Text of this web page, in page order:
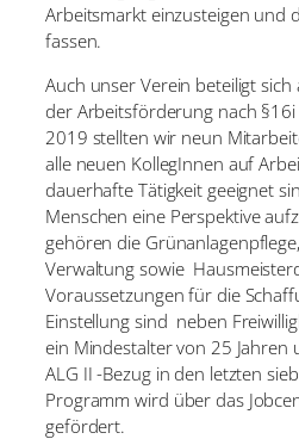
Arbeitsmarkt einzusteigen und
fassen.
Auch unser Verein beteiligt
der Arbeitsförderung nach §16i
2019 stellten wir neun
alle neuen KollegInnen auf
dauerhafte Tätigkeit geeignet
Menschen eine Perspektive
gehören die
Verwaltung sowie
Voraussetzungen für die
Einstellung sind neben
ein Mindestalter von 25 Jahren
ALG II -Bezug in den letzten
Programm wird über das
gefördert.